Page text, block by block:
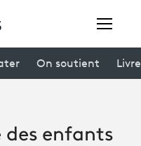
On soutient
des enfants